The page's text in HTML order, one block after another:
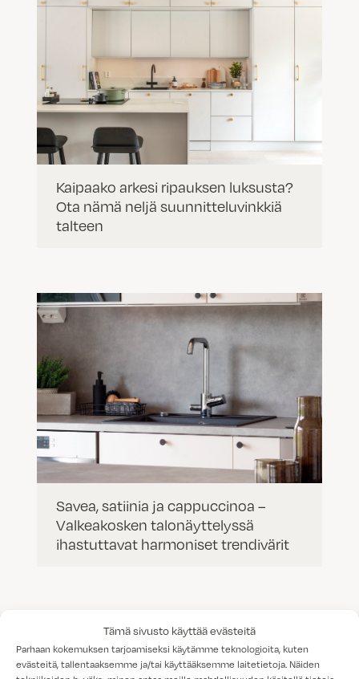
Tämä sivusto käyttää evästeitä
Parhaan kokemuksen tarjoamiseksi käytämme teknologioita, kuten
evästeitä, tallentaaksemme ja/tai käyttääksemme laitetietoja. Näiden
Kaipaako arkesi ripauksen luksusta?
Ota nämä neljä suunnitteluvinkkiä
talteen
Savea, satiinia ja cappuccinoa –
Valkeakosken talonäyttelyssä
ihastuttavat harmoniset trendivärit